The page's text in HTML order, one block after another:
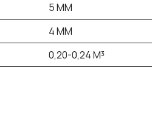
5 MM
4 MM
0,20-0,24 M³